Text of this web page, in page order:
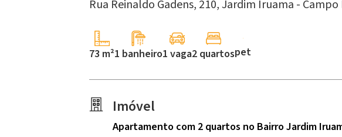
Rua Reinaldo Gadens, 210,Jardim Iruama - Campo
73 m²1 banheiro1 vaga2 quartospet
Imóvel
Apartamento com 2 quartos no Bairro Jardim